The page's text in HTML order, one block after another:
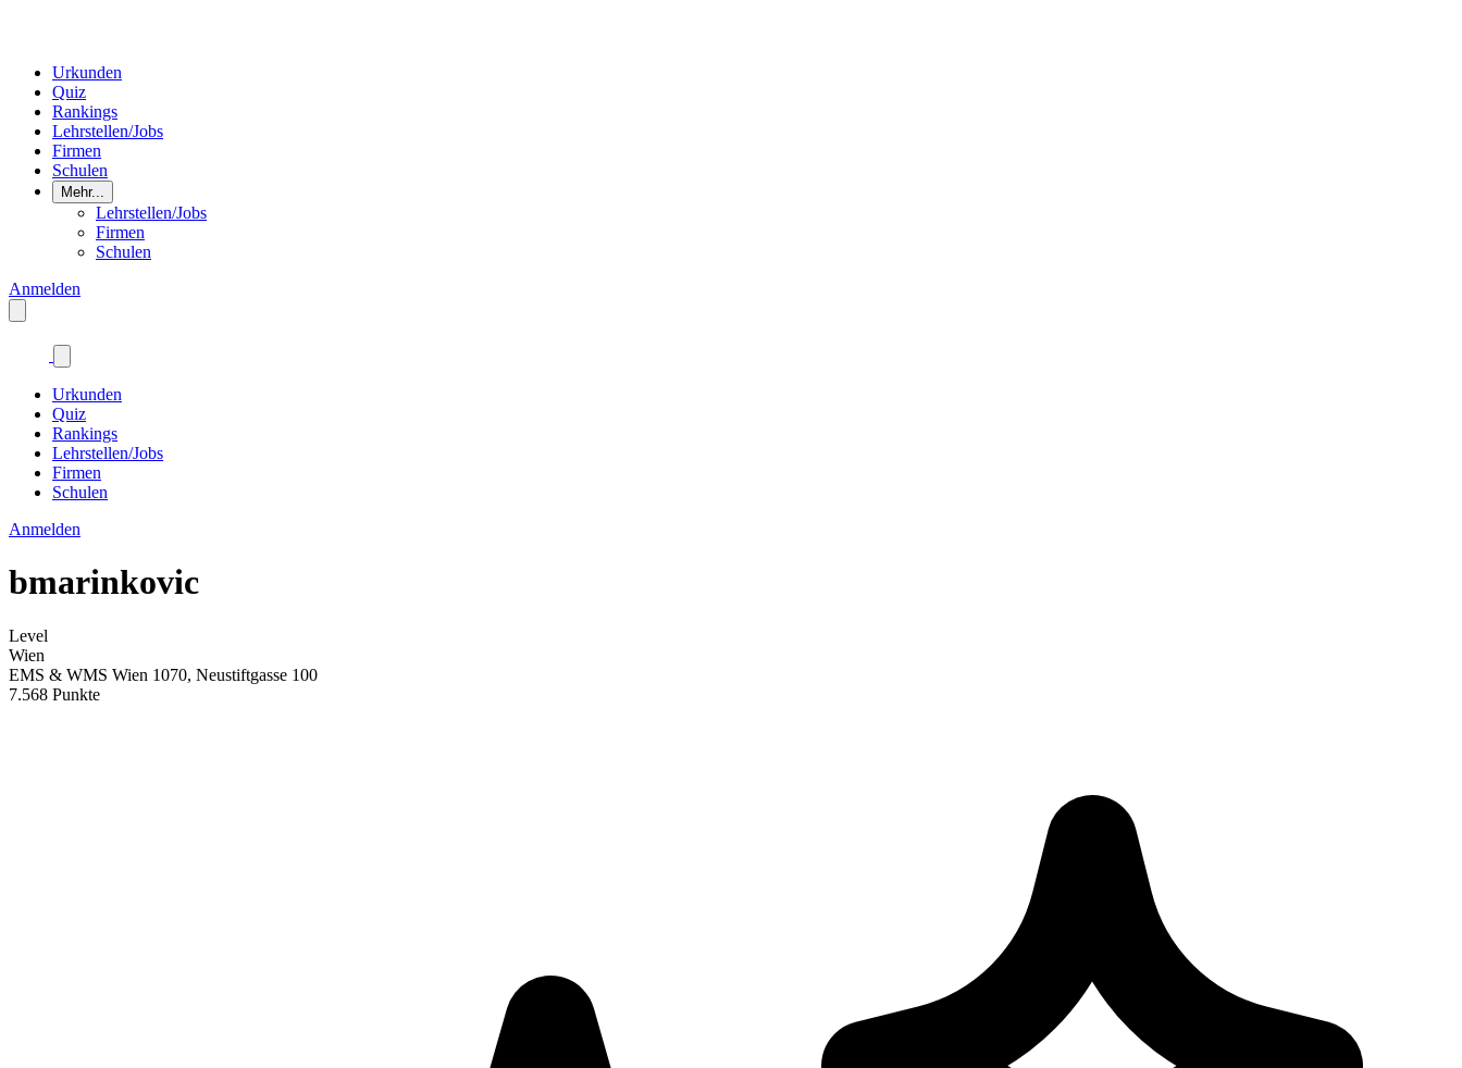
Urkunden
Quiz
Rankings
Lehrstellen/Jobs
Firmen
Schulen
Mehr...
Lehrstellen/Jobs
Firmen
Schulen
Anmelden
Urkunden
Quiz
Rankings
Lehrstellen/Jobs
Firmen
Schulen
Anmelden
bmarinkovic
Level
Wien
EMS & WMS Wien 1070, Neustiftgasse 100
7.568 Punkte